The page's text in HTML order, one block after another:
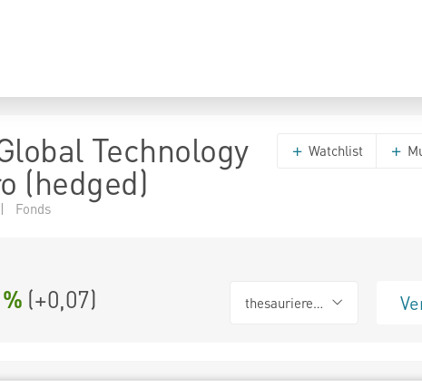
Technology
(hedged)
| Fonds
Watchlist
(+0,07) thesaurierend